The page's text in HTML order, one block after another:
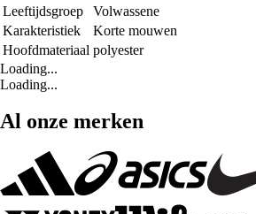
Leeftijdsgroep
Volwassene
Karakteristiek
Korte mouwen
Hoofdmateriaal polyester
Loading...
Loading...
Al onze merken